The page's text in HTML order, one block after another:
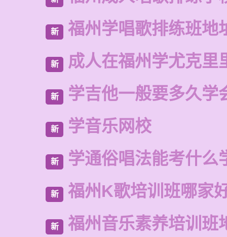
新 福州学唱歌排练班地
新 成人在福州学尤克里
新 学吉他一般要多久学
新 学音乐网校
新 学通俗唱法能考什么
新 福州K歌培训班哪家
新 福州音乐素养培训班